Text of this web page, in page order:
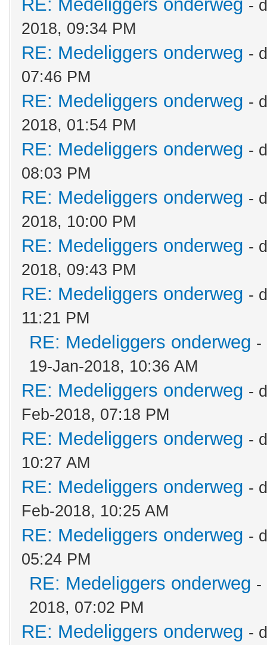
RE: Medeliggers onderweg -
2018, 09:34 PM
RE: Medeliggers onderweg -
07:46 PM
RE: Medeliggers onderweg -
2018, 01:54 PM
RE: Medeliggers onderweg -
08:03 PM
RE: Medeliggers onderweg -
2018, 10:00 PM
RE: Medeliggers onderweg -
2018, 09:43 PM
RE: Medeliggers onderweg -
11:21 PM
RE: Medeliggers onderweg -
19-Jan-2018, 10:36 AM
RE: Medeliggers onderweg -
Feb-2018, 07:18 PM
RE: Medeliggers onderweg -
10:27 AM
RE: Medeliggers onderweg -
Feb-2018, 10:25 AM
RE: Medeliggers onderweg -
05:24 PM
RE: Medeliggers onderweg -
2018, 07:02 PM
RE: Medeliggers onderweg -